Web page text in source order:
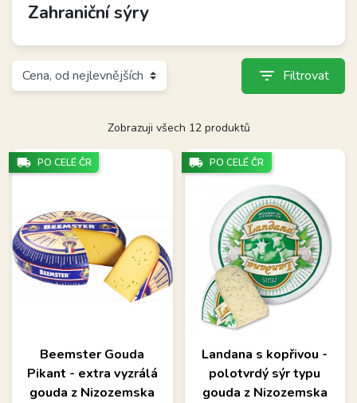
Zahraniční sýry
filter_list Filtrovat
Zobrazuji všech 12 produktů
Beemster Gouda
Pikant - extra vyzrálá
gouda z Nizozemska
local_shipping PO CELÉ ČR
Landana s kopřivou -
polotvrdý sýr typu
gouda z Nizozemska
local_shipping PO CELÉ ČR